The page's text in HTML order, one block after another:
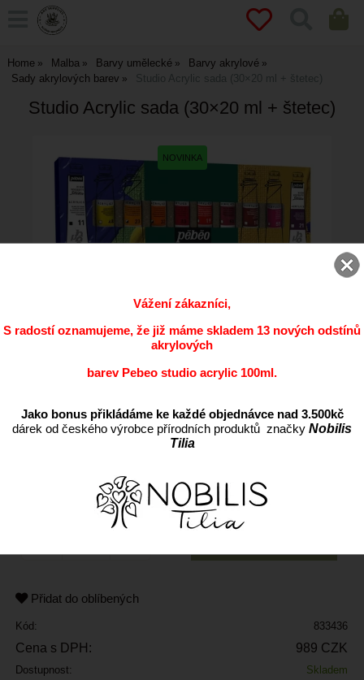
Home Malba Barvy umělecké
Barvy akrylové
Sady akrylových barev
Studio Acrylic sada (30×20 ml + štetec)
Studio Acrylic sada (30×20 ml + štetec)
Přidat do oblíbených
Kód: 833436
Cena s DPH: 989 CZK
Dostupnost: Skladem
Vážení zákazníci,
S radostí oznamujeme, že již máme skladem 13 nových odstínů
akrylových
barev Pebeo studio acrylic 100ml.
Jako bonus přikládáme ke každé objednávce nad 3.500kč
dárek od českého výrobce přírodních produktů značky Nobilis
Tilia